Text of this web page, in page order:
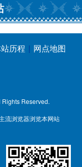
历程 | 网点地图
Rights Reserved.
流浏览器浏览本网站